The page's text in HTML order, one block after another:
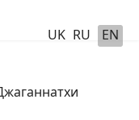
UK RU EN